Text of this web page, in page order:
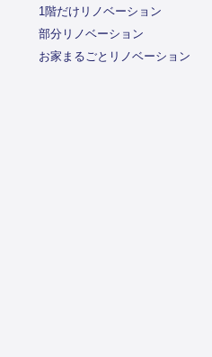
1階だけリノベーション
部分リノベーション
お家まるごとリノベーション